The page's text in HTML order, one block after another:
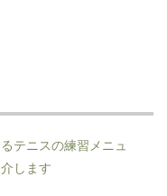
テニスの練習メニュ
します